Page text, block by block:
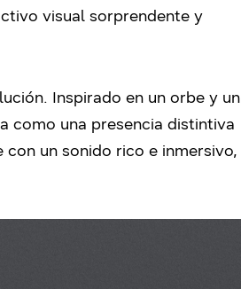
visual sorprendente y
Inspirado en un orbe y un
como una presencia distintiva
un sonido rico e inmersivo,